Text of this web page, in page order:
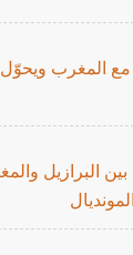
مع المغرب
بين البرازيل